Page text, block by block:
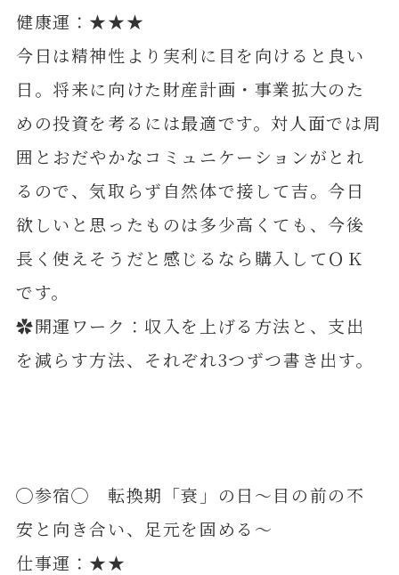
健康運：★★★
今日は精神性より実利に目を向けると良い
日。将来に向けた財産計画・事業拡大のた
めの投資を考るには最適です。対人面では周
囲とおだやかなコミュニケーションがとれ
るので、気取らず自然体で接して吉。今日
欲しいと思ったものは多少高くても、今後
長く使えそうだと感じるなら購入してＯＫ
です。
✿開運ワーク：収入を上げる方法と、支出
を減らす方法、それぞれ3つずつ書き出す。
◯参宿◯ 転換期「衰」の日～目の前の不
安と向き合い、足元を固める～
仕事運：★★